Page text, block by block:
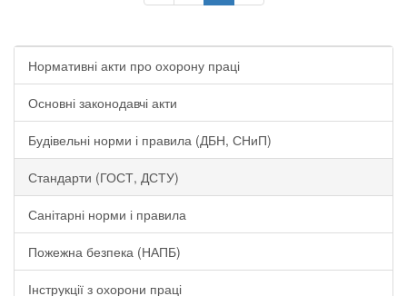
Нормативні акти про охорону праці
Основні законодавчі акти
Будівельні норми і правила (ДБН, СНиП)
Стандарти (ГОСТ, ДСТУ)
Санітарні норми і правила
Пожежна безпека (НАПБ)
Інструкції з охорони праці